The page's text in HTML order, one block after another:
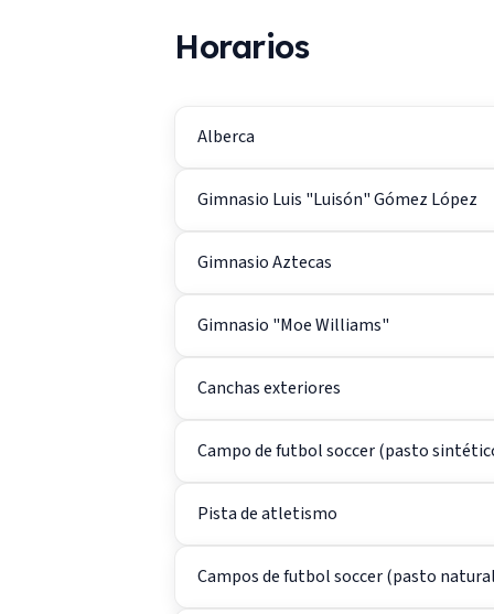
Horarios
Alberca
Gimnasio Luis "Luisón" Gómez López
Gimnasio Aztecas
Gimnasio "Moe Williams"
Canchas exteriores
Campo de futbol soccer (pasto
Pista de atletismo
Campos de futbol soccer (pasto